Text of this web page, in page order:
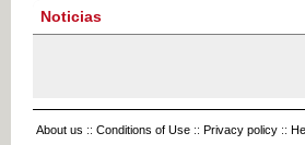
Noticias
About us :: Conditions of Use :: Privacy policy ::